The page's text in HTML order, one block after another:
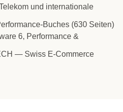
und internationale
Buches (630 Seiten)
6, Performance &
— Swiss E-Commerce